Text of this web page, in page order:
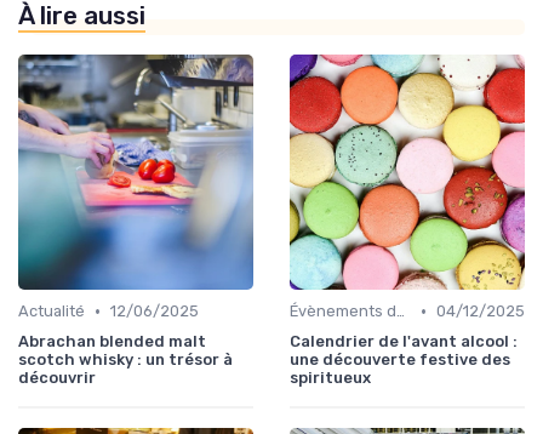
À lire aussi
Actualité • 12/06/2025
Abrachan blended malt
scotch whisky : un trésor à
découvrir
Évènements dans la food • 04/12/2025
Calendrier de l'avant alcool :
une découverte festive des
spiritueux